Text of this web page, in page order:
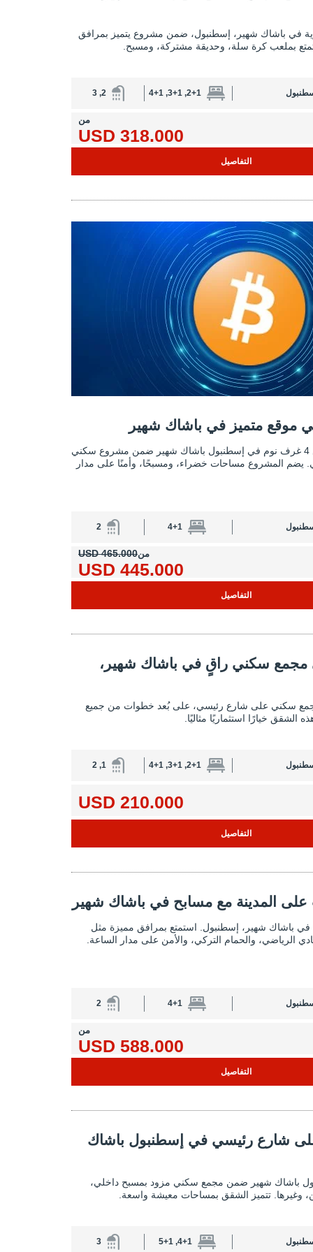
في باشاك شهير، إسطنبول، ضمن مشروع يتميز بمرافق
بملعب كرة سلة، وحديقة مشتركة، ومسبح.
2+1, 3+1, 4+1
2, 3
من
318.000 USD
التفاصيل
موقع متميز في باشاك شهير 2
موقع متميز في باشاك شهير
تقع شققنا المكونة من 4 غرف نوم في إسطنبول باشاك شهير ضمن مشروع سكني
يضم المشروع مساحات خضراء، ومسبحًا، وأمنًا على مدار
4+1
2
من465.000 USD
445.000 USD
التفاصيل
شقق أنيقة في مجمع سكني راقٍ في باشاك في باشاك شهير، إسطنبول 2
مجمع سكني راقٍ في باشاك شهير،
سكني على شارع رئيسي، على بُعد خطوات من جميع
الشقق خيارًا استثماريًا مثاليًا.
2+1, 3+1, 4+1
1, 2
210.000 USD
التفاصيل
شقق بإطلالات على المدينة مع مسابح في مع مسابح في باشاك شهير 2
المدينة مع مسابح في باشاك شهير
في باشاك شهير، إسطنبول. استمتع بمرافق مميزة مثل
الرياضي، والحمام التركي، والأمن على مدار الساعة.
4+1
2
من
588.000 USD
التفاصيل
شقق واسعة على شارع رئيسي في إسطنبول في إسطنبول باشاك شهير 2
شارع رئيسي في إسطنبول باشاك
باشاك شهير ضمن مجمع سكني مزود بمسبح داخلي،
وغيرها. تتميز الشقق بمساحات معيشة واسعة.
4+1, 5+1
3